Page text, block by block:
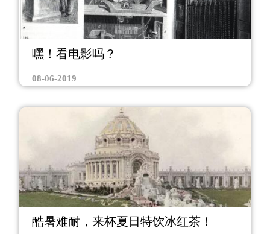
嘿！看电影吗？
08-06-2019
酷暑难耐，来杯夏日特饮冰红茶！